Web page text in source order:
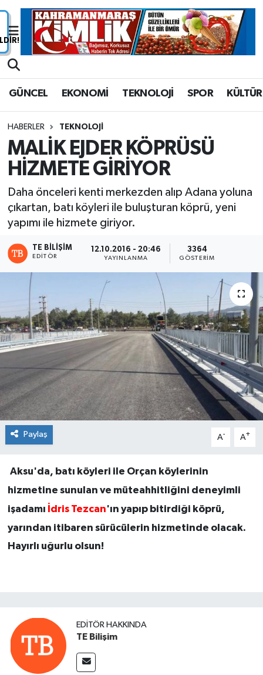
GÜNCEL EKONOMİ TEKNOLOJİ SPOR KÜLTÜR
HABERLER TEKNOLOJİ
MALİK EJDER KÖPRÜSÜ
HİZMETE GİRİYOR
Daha önceleri kenti merkezden alıp Adana yoluna
çıkartan, batı köyleri ile buluşturan köprü, yeni
yapımı ile hizmete giriyor.
TE BILIŞIM
EDITÖR
12.10.2016 - 20:46
YAYINLANMA
3364
GÖSTERIM
Paylaş A- A+
Aksu'da, batı köyleri ile Orçan köylerinin
hizmetine sunulan ve müteahhitliğini deneyimli
işadamı İdris Tezcan'ın yapıp bitirdiği köprü,
yarından itibaren sürücülerin hizmetinde olacak.
Hayırlı uğurlu olsun!
EDITÖR HAKKINDA
TE Bilişim
Nöbetçi Eczaneler
Trafik Durumu
Süper Lig Puan Durumu ve Fikstür
Tüm Manşetler
Son Dakika Haberleri
Haber Arşivi